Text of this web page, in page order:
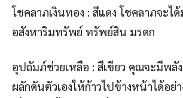
โชคลาภเงินทอง : สีแดง โชคลาภจะได้
อสังหาริมทรัพย์ ทรัพย์สิน มรดก
อุปถัมภ์ช่วยเหลือ : สีเขียว คุณจะมีพลั
ผลักดันตัวเองให้ก้าวไปข้างหน้าได้อย่า